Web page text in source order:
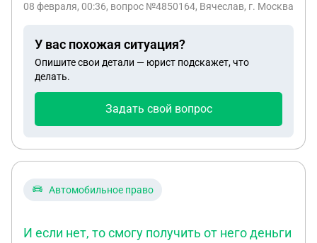
нет то было, 2 февраля мне вручили второе
проспали срок то тепере они меня сократят 13
марта, подскажите пожалуйста , во втором
уведомлении они должны ли были поставить срок
уведомлениях я проставил даты ознакомления
08 февраля, 00:36, вопрос №4850164, Вячеслав, г. Москва
У вас похожая ситуация?
Опишите свои детали — юрист подскажет, что
делать.
Задать свой вопрос
Автомобильное право
И если нет, то смогу получить от него деньги